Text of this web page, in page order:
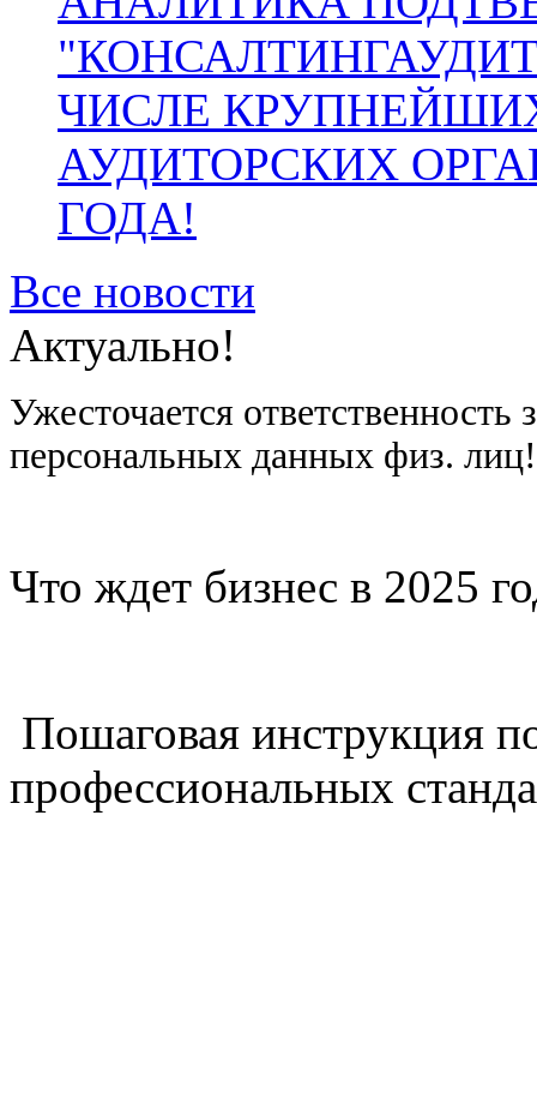
ЧИСЛЕ
АУДИТОРСКИХ
ГОДА!
Все новости
Актуально!
Ужесточается
персональных данных физ.
Что ждет бизнес в 2025
Пошаговая инструкция
профессиональных